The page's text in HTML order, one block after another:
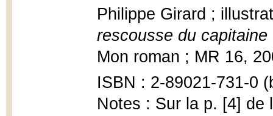
Philippe Girard ;
rescousse du capitaine
Mon roman ; MR 16,
ISBN : 2-89021-731-0
Notes : Sur la p. [4] de